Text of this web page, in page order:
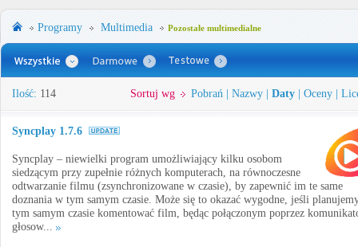
Programy Multimedia Pozostałe multimedialne
Ilość: 114 Sortuj wg Pobrań Nazwy Daty Oceny
Syncplay 1.7.6
Syncplay – niewielki program umożliwiający kilku osobom
siedzącym przy zupełnie różnych komputerach, na równoczesne
odtwarzanie filmu (zsynchronizowane w czasie), by zapewnić im te same
doznania w tym samym czasie. Może się to okazać wygodne, jeśli
tym samym czasie komentować film, będąc połączonym poprzez
głosow...